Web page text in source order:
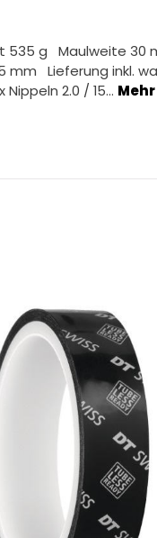
535 g Maulweite 30
mm Lieferung inkl.
Nippeln 2.0 / 15… Mehr